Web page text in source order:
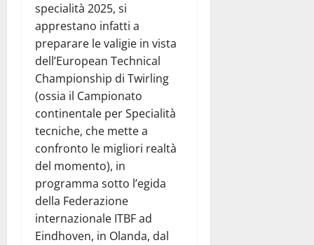
specialità 2025, si
apprestano infatti a
preparare le valigie in vista
dell’European Technical
Championship di Twirling
(ossia il Campionato
continentale per Specialità
tecniche, che mette a
confronto le migliori realtà
del momento), in
programma sotto l’egida
della Federazione
internazionale ITBF ad
Eindhoven, in Olanda, dal